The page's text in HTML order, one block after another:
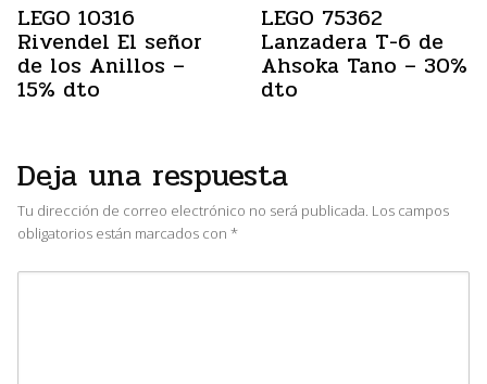
LEGO 10316
Rivendel El señor
de los Anillos –
15% dto
LEGO 75362
Lanzadera T-6 de
Ahsoka Tano – 30%
dto
Deja una respuesta
Tu dirección de correo electrónico no será publicada. Los campos
obligatorios están marcados con *